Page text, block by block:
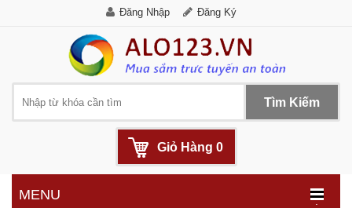
Đăng Nhập Đăng Ký
Tìm Kiếm
Giỏ Hàng 0
.
MENU